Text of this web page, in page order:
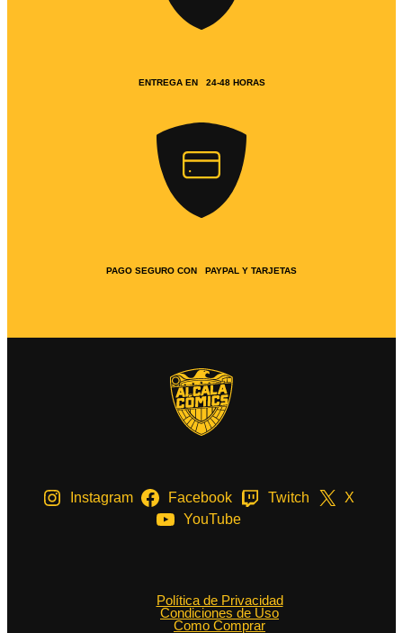
ENTREGA EN 24-48 HORAS
PAGO SEGURO CON PAYPAL Y TARJETAS
Instagram Facebook Twitch
X
YouTube
Política de Privacidad
Condiciones de Uso
Como Comprar